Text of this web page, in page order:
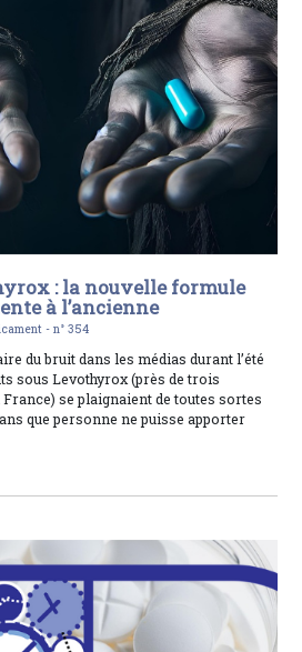
: la nouvelle formule
à l’ancienne
-n° 354
du bruit dans les médias durant l’été
sous Levothyrox (près de trois
se plaignaient de toutes sortes
que personne ne puisse apporter